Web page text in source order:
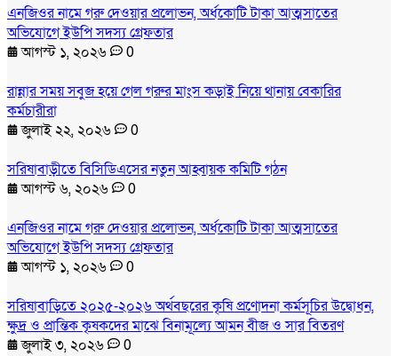
এনজিওর নামে গরু দেওয়ার প্রলোভন, অর্ধকোটি টাকা আত্মসাতের
অভিযোগে ইউপি সদস্য গ্রেফতার
আগস্ট ১, ২০২৬
0
রান্নার সময় সবুজ হয়ে গেল গরুর মাংস কড়াই নিয়ে থানায় বেকারির
কর্মচারীরা
জুলাই ২২, ২০২৬
0
সরিষাবাড়ীতে বিসিডিএসের নতুন আহ্বায়ক কমিটি গঠন
আগস্ট ৬, ২০২৬
0
এনজিওর নামে গরু দেওয়ার প্রলোভন, অর্ধকোটি টাকা আত্মসাতের
অভিযোগে ইউপি সদস্য গ্রেফতার
আগস্ট ১, ২০২৬
0
সরিষাবাড়িতে ২০২৫-২০২৬ অর্থবছরের কৃষি প্রণোদনা কর্মসূচির উদ্বোধন,
ক্ষুদ্র ও প্রান্তিক কৃষকদের মাঝে বিনামূল্যে আমন বীজ ও সার বিতরণ
জুলাই ৩, ২০২৬
0